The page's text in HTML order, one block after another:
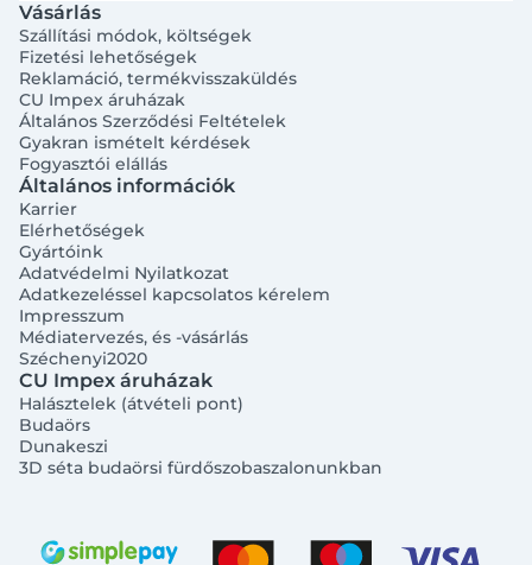
Vásárlás
Szállítási módok, költségek
Fizetési lehetőségek
Reklamáció, termékvisszaküldés
CU Impex áruházak
Általános Szerződési Feltételek
Gyakran ismételt kérdések
Fogyasztói elállás
Általános információk
Karrier
Elérhetőségek
Gyártóink
Adatvédelmi Nyilatkozat
Adatkezeléssel kapcsolatos kérelem
Impresszum
Médiatervezés, és -vásárlás
Széchenyi2020
CU Impex áruházak
Halásztelek (átvételi pont)
Budaörs
Dunakeszi
3D séta budaörsi fürdőszobaszalonunkban